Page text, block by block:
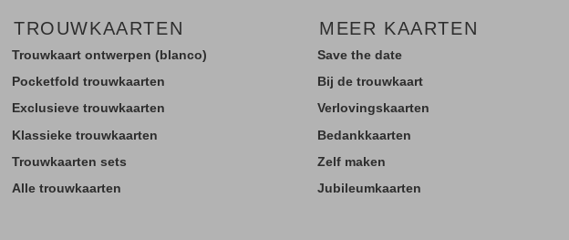
TROUWKAARTEN
Trouwkaart ontwerpen (blanco)
Pocketfold trouwkaarten
Exclusieve trouwkaarten
Klassieke trouwkaarten
Trouwkaarten sets
Alle trouwkaarten
MEER KAARTEN
Save the date
Bij de trouwkaart
Verlovingskaarten
Bedankkaarten
Zelf maken
Jubileumkaarten